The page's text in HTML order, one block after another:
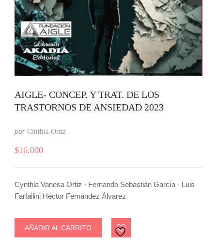
AIGLE- CONCEP. Y TRAT. DE LOS
TRASTORNOS DE ANSIEDAD 2023
por Cinthia Ortiz
$16.000
Cynthia Vanesa Ortiz - Fernando Sebastián García - Luis
Farfallini Héctor Fernández Álvarez
AÑADIR AL CARRITO